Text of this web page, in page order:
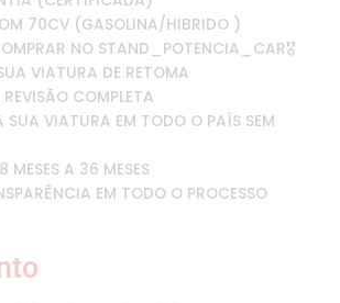
70CV (GASOLINA/HIBRIDO )
NO STAND_POTENCIA_CAR🎖
VIATURA DE RETOMA
REVISÃO COMPLETA
SUA VIATURA EM TODO O PAÍS SEM
MESES A 36 MESES
EM TODO O PROCESSO